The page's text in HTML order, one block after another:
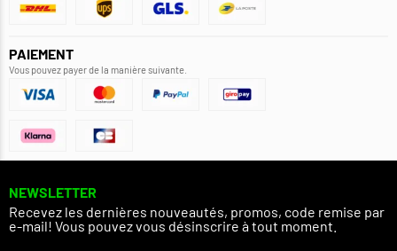
PAIEMENT
Vous pouvez payer de la manière suivante.
NEWSLETTER
Recevez les dernières nouveautés, promos, code remise par
e-mail! Vous pouvez vous désinscrire à tout moment.